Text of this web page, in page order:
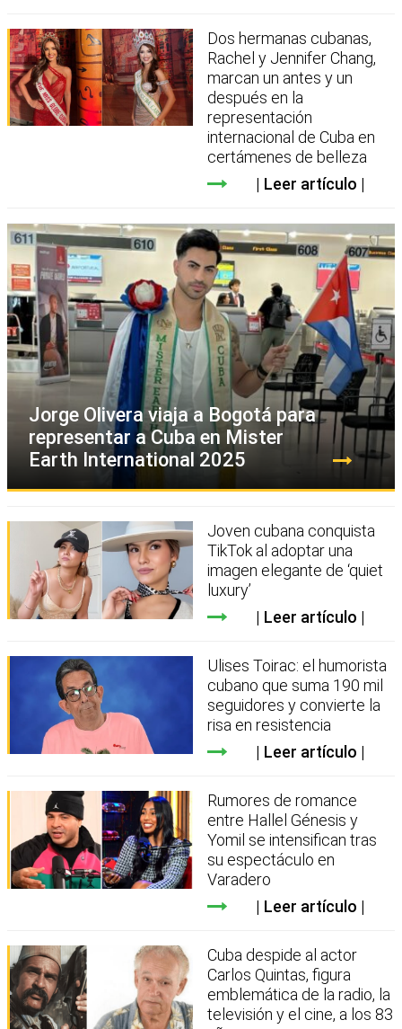
Dos hermanas cubanas,
Rachel y Jennifer Chang,
marcan un antes y un
después en la
representación
internacional de Cuba en
certámenes de belleza
Leer artículo
Jorge Olivera viaja a Bogotá para
representar a Cuba en Mister
Earth International 2025
Joven cubana conquista
TikTok al adoptar una
imagen elegante de ‘quiet
luxury’
Leer artículo
Ulises Toirac: el humorista
cubano que suma 190 mil
seguidores y convierte la
risa en resistencia
Leer artículo
Rumores de romance
entre Hallel Génesis y
Yomil se intensifican tras
su espectáculo en
Varadero
Leer artículo
Cuba despide al actor
Carlos Quintas, figura
emblemática de la radio, la
televisión y el cine, a los 83